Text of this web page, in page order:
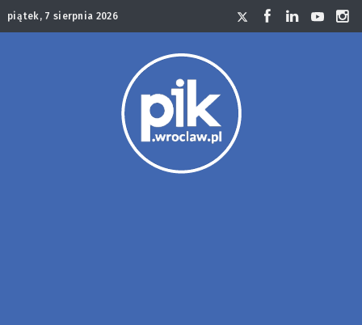
piątek, 7 sierpnia 2026